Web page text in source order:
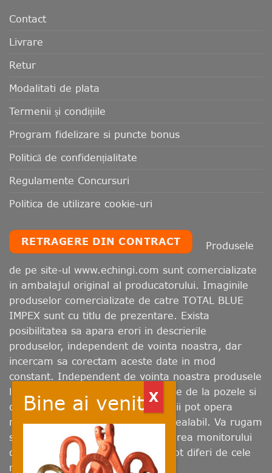
Contact
Livrare
Retur
Modalitati de plata
Termenii și condițiile
Program fidelizare si puncte bonus
Politică de confidențialitate
Regulamente Concursuri
Politica de utilizare cookie-uri
RETRAGERE DIN CONTRACT
Produsele
de pe site-ul www.echingi.com sunt comercializate
in ambalajul original al producatorului. Imaginile
produselor comercializate de catre TOTAL BLUE
IMPEX sunt cu titlu de prezentare. Exista
posibilitatea sa apara erori in descrierile
produselor, independent de vointa noastra, dar
incercam sa corectam aceste date in mod
constant. Independent de vointa noastra produsele
livrate pot prezenta abateri minore de la pozele si
descrierile prezentate. Producatorii pot opera
modificari fara sa fim avizati in prealabil. Va rugam
sa retineti ca, in functie de calibrarea monitorului
dumneavoastra, culorile afisate pot diferi de cele
reale.